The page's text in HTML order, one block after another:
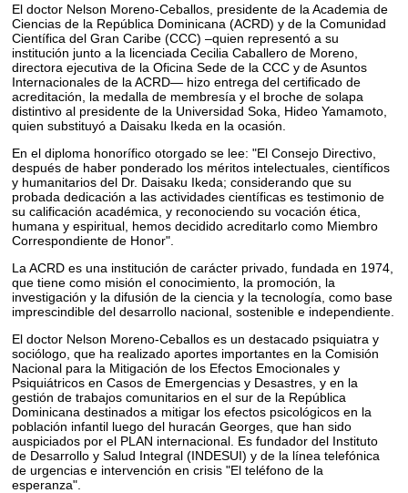
El doctor Nelson Moreno-Ceballos, presidente de la Academia de
Ciencias de la República Dominicana (ACRD) y de la Comunidad
Científica del Gran Caribe (CCC) –quien representó a su
institución junto a la licenciada Cecilia Caballero de Moreno,
directora ejecutiva de la Oficina Sede de la CCC y de Asuntos
Internacionales de la ACRD— hizo entrega del certificado de
acreditación, la medalla de membresía y el broche de solapa
distintivo al presidente de la Universidad Soka, Hideo Yamamoto,
quien substituyó a Daisaku Ikeda en la ocasión.
En el diploma honorífico otorgado se lee: "El Consejo Directivo,
después de haber ponderado los méritos intelectuales, científicos
y humanitarios del Dr. Daisaku Ikeda; considerando que su
probada dedicación a las actividades científicas es testimonio de
su calificación académica, y reconociendo su vocación ética,
humana y espiritual, hemos decidido acreditarlo como Miembro
Correspondiente de Honor".
La ACRD es una institución de carácter privado, fundada en 1974,
que tiene como misión el conocimiento, la promoción, la
investigación y la difusión de la ciencia y la tecnología, como base
imprescindible del desarrollo nacional, sostenible e independiente.
El doctor Nelson Moreno-Ceballos es un destacado psiquiatra y
sociólogo, que ha realizado aportes importantes en la Comisión
Nacional para la Mitigación de los Efectos Emocionales y
Psiquiátricos en Casos de Emergencias y Desastres, y en la
gestión de trabajos comunitarios en el sur de la República
Dominicana destinados a mitigar los efectos psicológicos en la
población infantil luego del huracán Georges, que han sido
auspiciados por el PLAN internacional. Es fundador del Instituto
de Desarrollo y Salud Integral (INDESUI) y de la línea telefónica
de urgencias e intervención en crisis "El teléfono de la
esperanza".